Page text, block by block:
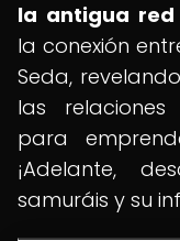
la antigua
la conexión
Seda,
las relaciones
para
¡Adelante,
samuráis y su